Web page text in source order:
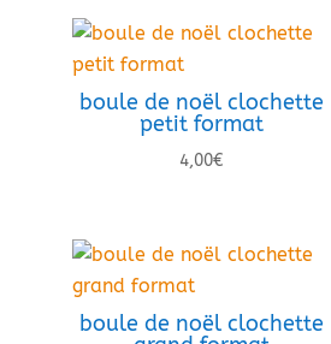
boule de noël clochette
petit format
4,00€
boule de noël clochette